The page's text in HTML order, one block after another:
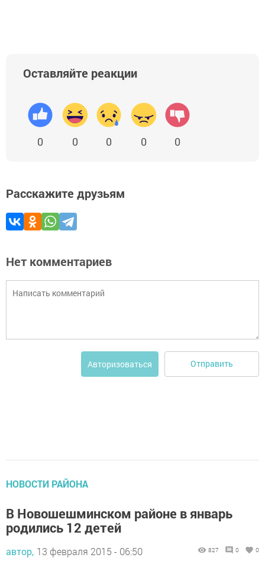
Оставляйте реакции
0 0 0 0 0
Расскажите друзьям
Нет комментариев
Авторизоваться Отправить
НОВОСТИ РАЙОНА
В Новошешминском районе в январь
родились 12 детей
автор, 13 февраля 2015 - 06:50 827 0 0